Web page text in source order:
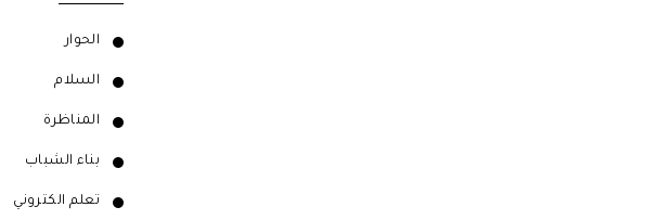
الحوار
السلام
المناظرة
بناء الشباب
تعلم الكتروني